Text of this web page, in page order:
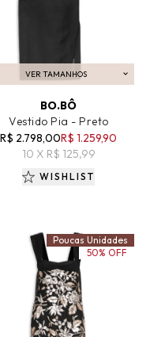
VER TAMANHOS
ADICIONAR AO CARRINHO
BO.BÔ
Vestido Pia - Preto
R$ 2.798,00R$ 1.259,90
10 X R$ 125,99
WISHLIST
Poucas Unidades
50% OFF